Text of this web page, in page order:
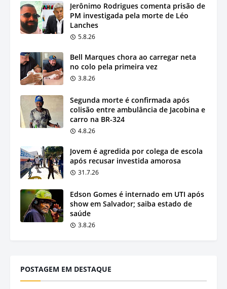
Jerônimo Rodrigues comenta prisão de
PM investigada pela morte de Léo
Lanches
5.8.26
Bell Marques chora ao carregar neta
no colo pela primeira vez
3.8.26
Segunda morte é confirmada após
colisão entre ambulância de Jacobina e
carro na BR-324
4.8.26
Jovem é agredida por colega de escola
após recusar investida amorosa
31.7.26
Edson Gomes é internado em UTI após
show em Salvador; saiba estado de
saúde
3.8.26
POSTAGEM EM DESTAQUE